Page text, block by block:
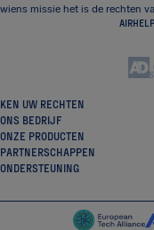
wiens missie het is de rechten
KEN UW RECHTEN
ONS BEDRIJF
ONZE PRODUCTEN
PARTNERSCHAPPEN
ONDERSTEUNING